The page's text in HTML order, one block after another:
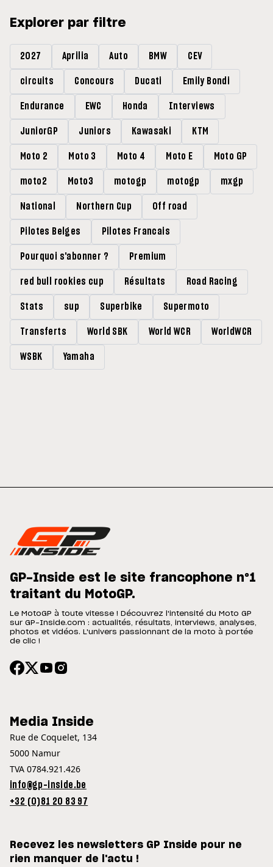
Explorer par filtre
2027 Aprilia Auto BMW CEV
circuits Concours Ducati Emily Bondi
Endurance EWC Honda Interviews
JuniorGP Juniors Kawasaki KTM
Moto 2 Moto 3 Moto 4 Moto E Moto GP
moto2 Moto3 motogp motogp mxgp
National Northern Cup Off road
Pilotes Belges Pilotes Francais
Pourquoi s'abonner ? Premium
red bull rookies cup Résultats Road Racing
Stats sup Superbike Supermoto
Transferts World SBK World WCR WorldWCR
WSBK Yamaha
GP-Inside est le site francophone n°1
traitant du MotoGP.
Le MotoGP à toute vitesse ! Découvrez l'intensité du Moto GP
sur GP-Inside.com : actualités, résultats, interviews, analyses,
photos et vidéos. L'univers passionnant de la moto à portée
de clic !
Media Inside
Rue de Coquelet, 134
5000 Namur
TVA 0784.921.426
info@gp-inside.be
+32 (0)81 20 83 97
Recevez les newsletters GP Inside pour ne
rien manquer de l'actu !